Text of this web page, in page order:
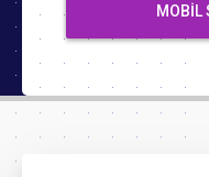
MOBIL